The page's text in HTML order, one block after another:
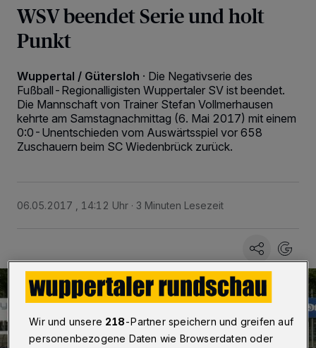
WSV beendet Serie und holt
Punkt
Wuppertal / Gütersloh · Die Negativserie des
Fußball-Regionalligisten Wuppertaler SV ist beendet.
Die Mannschaft von Trainer Stefan Vollmerhausen
kehrte am Samstagnachmittag (6. Mai 2017) mit einem
0:0-Unentschieden vom Auswärtsspiel vor 658
Zuschauern beim SC Wiedenbrück zurück.
06.05.2017 , 14:12 Uhr 3 Minuten Lesezeit
Wir und unsere 218-Partner speichern und greifen auf
personenbezogene Daten wie Browserdaten oder